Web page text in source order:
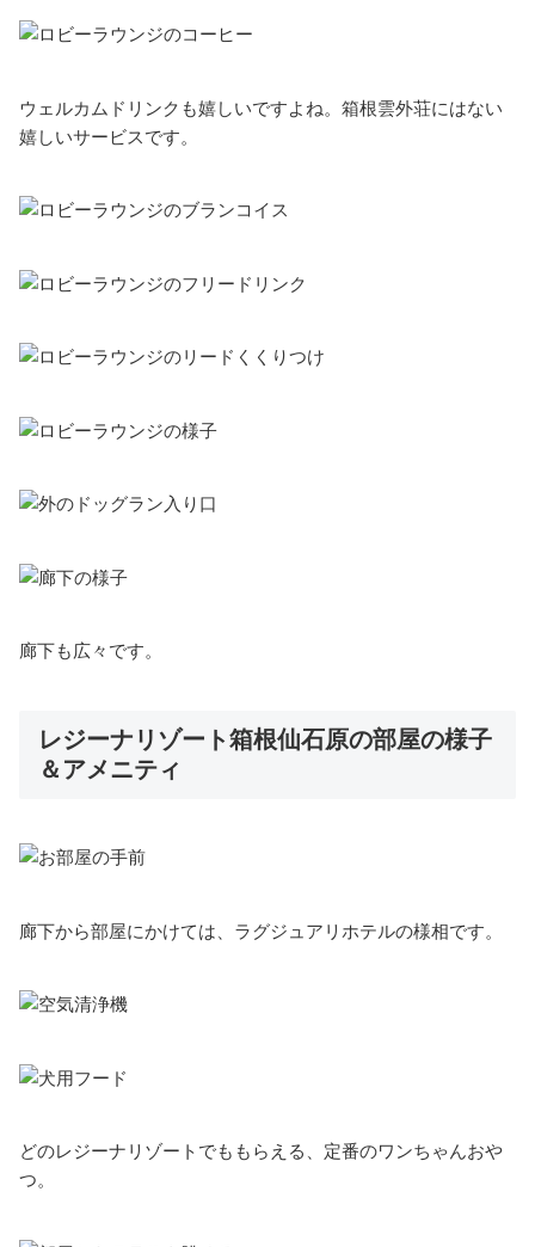
ウェルカムドリンクも嬉しいですよね。箱根雲外荘にはない
嬉しいサービスです。
廊下も広々です。
レジーナリゾート箱根仙石原の部屋の様子
＆アメニティ
廊下から部屋にかけては、ラグジュアリホテルの様相です。
どのレジーナリゾートでももらえる、定番のワンちゃんおや
つ。